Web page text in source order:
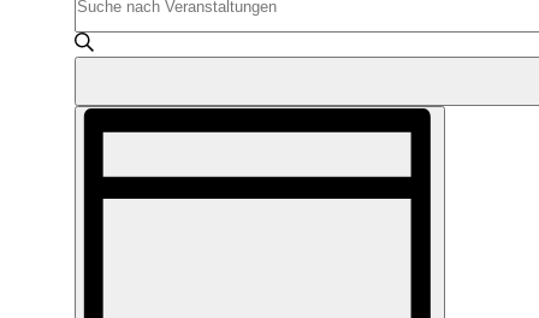
und
Ansichten,
Navigation
Schlüsselwort
eingeben.
Suche
Veranstaltungen
Schlüsselwort.
Veranstaltung
Navigation